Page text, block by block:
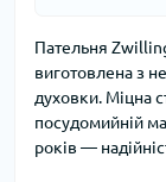
Пательня
виготовлена з
духовки. Міцна
посудомийній
років —